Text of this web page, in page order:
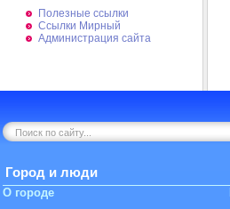
Полезные ссылки
Ссылки Мирный
Администрация сайта
Город и люди
О городе